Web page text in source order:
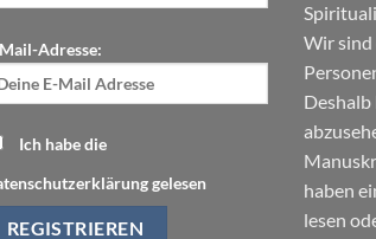
Adresse:
Ich habe die
gelesen
Wir sind
haben
lesen